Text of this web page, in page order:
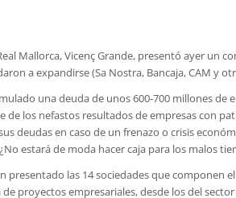
Mallorca, Vicenç Grande, presentó ayer un
a expandirse (Sa Nostra, Bancaja, CAM y
una deuda de unos 600-700 millones de
de los nefastos resultados de empresas con
deudas en caso de un frenazo o crisis
estará de moda hacer caja para los malos
presentado las 14 sociedades que componen
de proyectos empresariales, desde los del